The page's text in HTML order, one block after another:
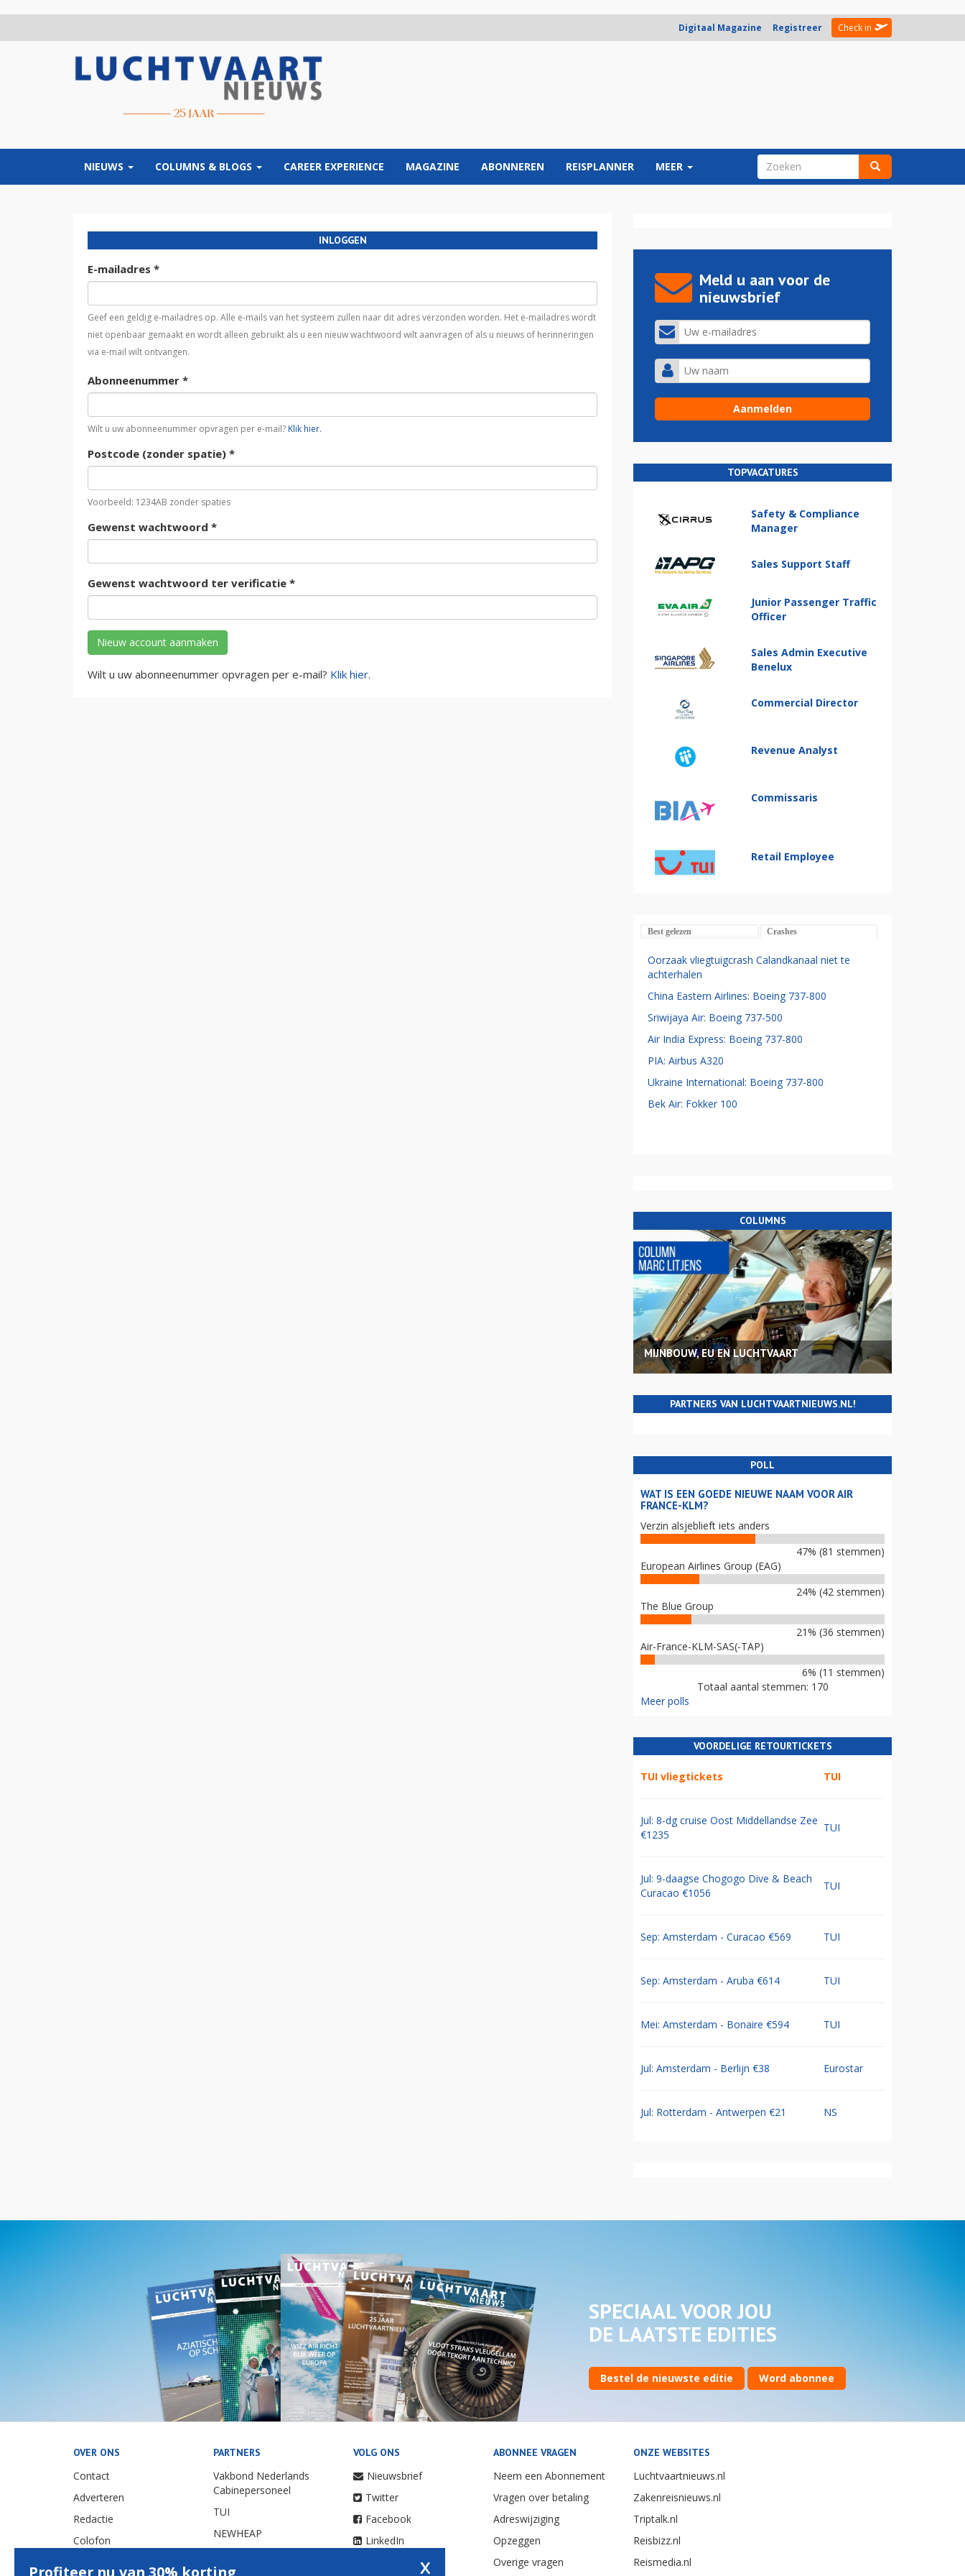
Digitaal Magazine Registreer Check in
NIEUWS COLUMNS & BLOGS CAREER EXPERIENCE MAGAZINE ABONNEREN REISPLANNER MEER ZOEKVELD
INLOGGEN
E-mailadres *
Geef een geldig e-mailadres op. Alle e-mails van het systeem zullen naar dit adres verzonden worden. Het e-mailadres wordt
niet openbaar gemaakt en wordt alleen gebruikt als u een nieuw wachtwoord wilt aanvragen of als u nieuws of herinneringen
via e-mail wilt ontvangen.
Abonneenummer *
Wilt u uw abonneenummer opvragen per e-mail? Klik hier.
Postcode (zonder spatie) *
Voorbeeld: 1234AB zonder spaties
Gewenst wachtwoord *
Gewenst wachtwoord ter verificatie *
Nieuw account aanmaken
Wilt u uw abonneenummer opvragen per e-mail? Klik hier.
Meld u aan voor de
nieuwsbrief
TOPVACATURES
Safety & Compliance
Manager
Sales Support Staff
Junior Passenger Traffic
Officer
Sales Admin Executive
Benelux
Commercial Director
Revenue Analyst
Commissaris
Retail Employee
Best gelezen Crashes
Oorzaak vliegtuigcrash Calandkanaal niet te
achterhalen
China Eastern Airlines: Boeing 737-800
Sriwijaya Air: Boeing 737-500
Air India Express: Boeing 737-800
PIA: Airbus A320
Ukraine International: Boeing 737-800
Bek Air: Fokker 100
COLUMNS
MIJNBOUW, EU EN LUCHTVAART
PARTNERS VAN LUCHTVAARTNIEUWS.NL!
POLL
WAT IS EEN GOEDE NIEUWE NAAM VOOR AIR
FRANCE-KLM?
Verzin alsjeblieft iets anders
47% (81 stemmen)
European Airlines Group (EAG)
24% (42 stemmen)
The Blue Group
21% (36 stemmen)
Air-France-KLM-SAS(-TAP)
6% (11 stemmen)
Totaal aantal stemmen: 170
Meer polls
VOORDELIGE RETOURTICKETS
TUI vliegtickets TUI
Jul: 8-dg cruise Oost Middellandse Zee
€1235
TUI
Jul: 9-daagse Chogogo Dive & Beach
Curacao €1056
TUI
Sep: Amsterdam - Curacao €569 TUI
Sep: Amsterdam - Aruba €614 TUI
Mei: Amsterdam - Bonaire €594 TUI
Jul: Amsterdam - Berlijn €38 Eurostar
Jul: Rotterdam - Antwerpen €21 NS
SPECIAAL VOOR JOU
DE LAATSTE EDITIES
Bestel de nieuwste editie Word abonnee
OVER ONS
Contact
Adverteren
Redactie
Colofon
PARTNERS
Vakbond Nederlands
Cabinepersoneel
TUI
NEWHEAP
VOLG ONS
Nieuwsbrief
Twitter
Facebook
LinkedIn
ABONNEE VRAGEN
Neem een Abonnement
Vragen over betaling
Adreswijziging
Opzeggen
Overige vragen
ONZE WEBSITES
Luchtvaartnieuws.nl
Zakenreisnieuws.nl
Triptalk.nl
Reisbizz.nl
Reismedia.nl
Profiteer nu van 30% korting x